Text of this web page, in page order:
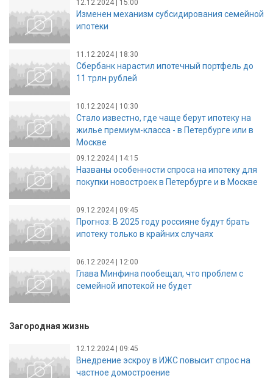
12.12.2024 | 15:00
Изменен механизм субсидирования семейной
ипотеки
11.12.2024 | 18:30
Сбербанк нарастил ипотечный портфель до
11 трлн рублей
10.12.2024 | 10:30
Стало известно, где чаще берут ипотеку на
жилье премиум-класса - в Петербурге или в
Москве
09.12.2024 | 14:15
Названы особенности спроса на ипотеку для
покупки новостроек в Петербурге и в Москве
09.12.2024 | 09:45
Прогноз: В 2025 году россияне будут брать
ипотеку только в крайних случаях
06.12.2024 | 12:00
Глава Минфина пообещал, что проблем с
семейной ипотекой не будет
Загородная жизнь
12.12.2024 | 09:45
Внедрение эскроу в ИЖС повысит спрос на
частное домостроение